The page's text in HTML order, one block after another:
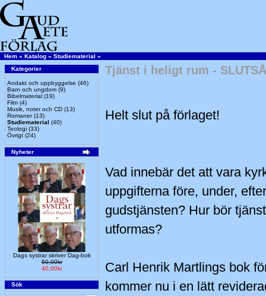
Hem » Katalog » Studiematerial »
Kategorier
Andakt och uppbyggelse (46)
Barn och ungdom (9)
Bibelmaterial (19)
Film (4)
Musik, noter och CD (13)
Romaner(13)
Studiematerial (40)
Teologi (33)
Övrigt (24)
Nyheter
Dags systrar skriver Dag-bok
50,00kr
40,00kr
Sök
Tjänst i heligt rum -
Helt slut på förlaget!
Vad innebär det att vara
uppgifterna före, under,
gudstjänsten? Hur bör
utformas?
Carl Henrik Martlings bok
kommer nu i en lätt